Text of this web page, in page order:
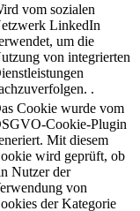
vom sozialen
LinkedIn
um die
von integrierten
.
Cookie wurde vom
Cookie-Plugin
Mit diesem
wird geprüft, ob
Nutzer der
von
der Kategorie